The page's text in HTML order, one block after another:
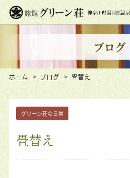
ブログ
ホーム ブログ 畳替え
グリーン荘の日常
畳替え